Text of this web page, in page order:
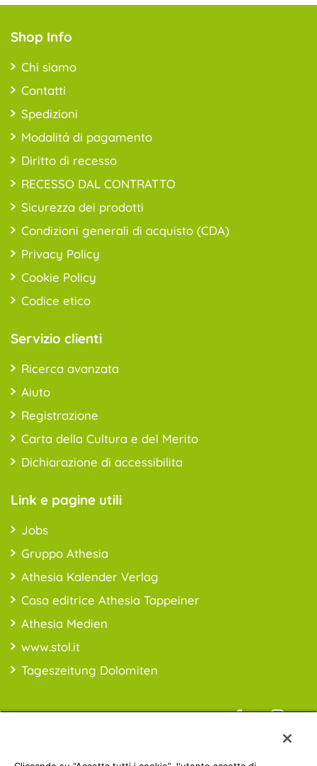
Shop Info
Chi siamo
Contatti
Spedizioni
Modalitá di pagamento
Diritto di recesso
RECESSO DAL CONTRATTO
Sicurezza dei prodotti
Condizioni generali di acquisto (CDA)
Privacy Policy
Cookie Policy
Codice etico
Servizio clienti
Ricerca avanzata
Aiuto
Registrazione
Carta della Cultura e del Merito
Dichiarazione di accessibilita
Link e pagine utili
Jobs
Gruppo Athesia
Athesia Kalender Verlag
Casa editrice Athesia Tappeiner
Athesia Medien
www.stol.it
Tageszeitung Dolomiten